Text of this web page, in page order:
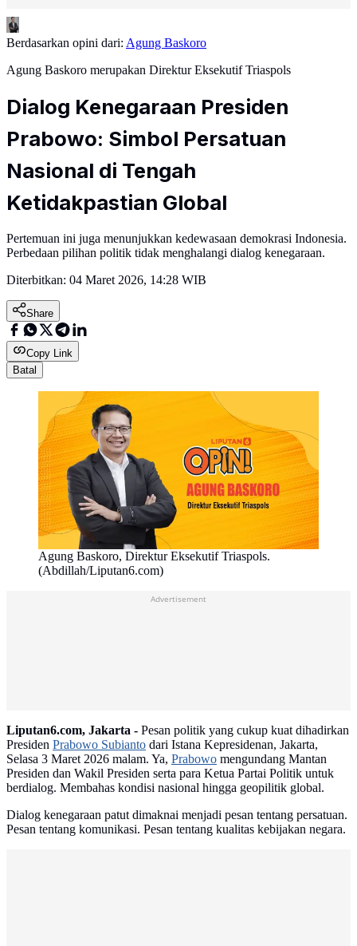
Berdasarkan opini dari: Agung Baskoro
Agung Baskoro merupakan Direktur Eksekutif Triaspols
Dialog Kenegaraan Presiden
Prabowo: Simbol Persatuan
Nasional di Tengah
Ketidakpastian Global
Pertemuan ini juga menunjukkan kedewasaan demokrasi Indonesia.
Perbedaan pilihan politik tidak menghalangi dialog kenegaraan.
Diterbitkan: 04 Maret 2026, 14:28 WIB
Share
Copy Link
Batal
Agung Baskoro, Direktur Eksekutif Triaspols.
(Abdillah/Liputan6.com)
Advertisement
Liputan6.com, Jakarta - Pesan politik yang cukup kuat dihadirkan
Presiden Prabowo Subianto dari Istana Kepresidenan, Jakarta,
Selasa 3 Maret 2026 malam. Ya, Prabowo mengundang Mantan
Presiden dan Wakil Presiden serta para Ketua Partai Politik untuk
berdialog. Membahas kondisi nasional hingga geopilitik global.
Dialog kenegaraan patut dimaknai menjadi pesan tentang persatuan.
Pesan tentang komunikasi. Pesan tentang kualitas kebijakan negara.